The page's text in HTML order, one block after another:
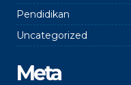
Pendidikan
Uncategorized
Meta